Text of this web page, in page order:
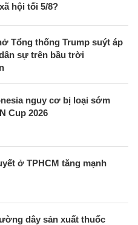
hội tối 5/8?
Tổng thống Trump suýt áp
sự trên bầu trời
nguy cơ bị loại sớm
Cup 2026
ở TPHCM tăng mạnh
dây sản xuất thuốc